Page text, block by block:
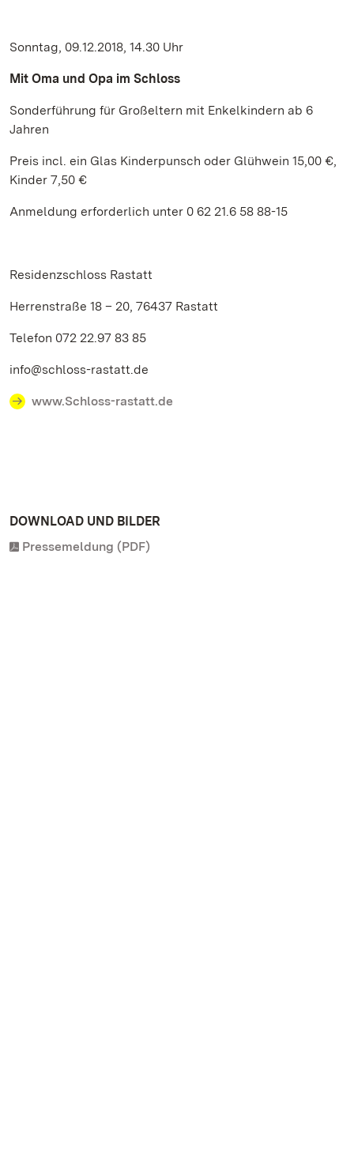
Sonntag, 09.12.2018, 14.30 Uhr
Mit Oma und Opa im Schloss
Sonderführung für Großeltern mit Enkelkindern ab 6
Jahren
Preis incl. ein Glas Kinderpunsch oder Glühwein 15,00 €,
Kinder 7,50 €
Anmeldung erforderlich unter 0 62 21.6 58 88-15
Residenzschloss Rastatt
Herrenstraße 18 – 20, 76437 Rastatt
Telefon 072 22.97 83 85
info@schloss-rastatt.de
www.Schloss-rastatt.de
DOWNLOAD UND BILDER
Pressemeldung (PDF)